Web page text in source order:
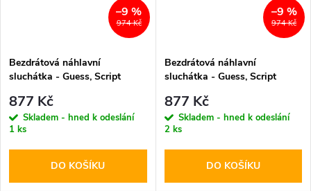
974 Kč
–9 %
Bezdrátová náhlavní
sluchátka - Guess, Script
877 Kč
Skladem - hned k odeslání
1 ks
DO KOŠÍKU
974 Kč
–9 %
Bezdrátová náhlavní
sluchátka - Guess, Script
877 Kč
Skladem - hned k odeslání
2 ks
DO KOŠÍKU